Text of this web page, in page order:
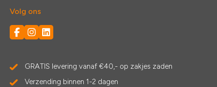
Volg ons
GRATIS levering vanaf €40,- op zakjes zaden
Verzending binnen 1-2 dagen